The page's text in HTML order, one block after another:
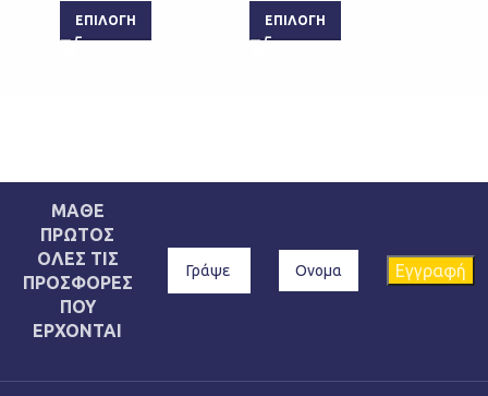
ΕΠΙΛΟΓΉ ΕΠΙΛΟΓΉ
ΜΑΘΕ
ΠΡΩΤΟΣ
ΟΛΕΣ ΤΙΣ
ΠΡΟΣΦΟΡΕΣ
ΠΟΥ
ΕΡΧΟΝΤΑΙ